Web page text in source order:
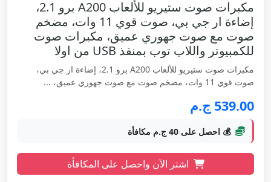
مكبرات صوت ستيريو للألعاب A200 برو 2.1،
إضاءة ار جي بي، صوت قوي 11 وات، مضخم
صوت مع صوت جهوري عميق، مكبرات صوت
للكمبيوتر واللاب توب بمنفذ USB من اولا
مكبرات صوت ستيريو للألعاب A200 برو 2.1، إضاءة ار جي بي،
صوت قوي 11 وات، مضخم صوت مع صوت جهوري عميق، ...
539.00 ج.م
💰 احصل على 40 ج.م مكافأة
اشتر الآن واحصل على المكافأة